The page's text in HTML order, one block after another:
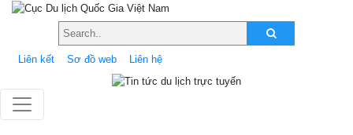
Liên kết Sơ đồ web Liên hệ